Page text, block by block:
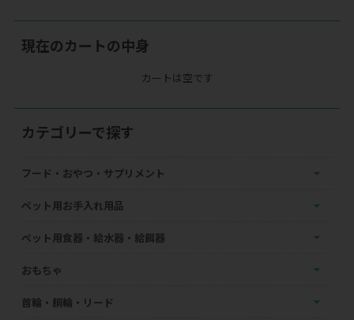
現在のカートの中身
カートは空です
カテゴリーで探す
フード・おやつ・サプリメント
ペット用お手入れ用品
ペット用食器・給水器・給餌器
おもちゃ
首輪・胴輪・リード